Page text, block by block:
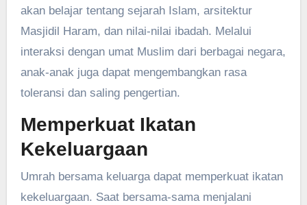
akan belajar tentang sejarah Islam, arsitektur
Masjidil Haram, dan nilai-nilai ibadah. Melalui
interaksi dengan umat Muslim dari berbagai negara,
anak-anak juga dapat mengembangkan rasa
toleransi dan saling pengertian.
Memperkuat Ikatan
Kekeluargaan
Umrah bersama keluarga dapat memperkuat ikatan
kekeluargaan. Saat bersama-sama menjalani